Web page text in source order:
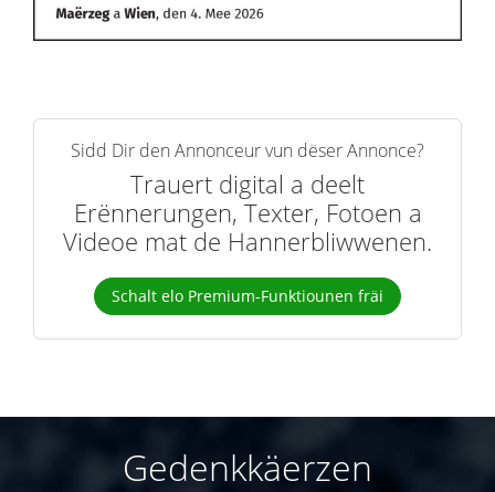
Sidd Dir den Annonceur vun dëser Annonce?
Trauert digital a deelt
Erënnerungen, Texter, Fotoen a
Videoe mat de Hannerbliwwenen.
Schalt elo Premium-Funktiounen fräi
Gedenkkäerzen